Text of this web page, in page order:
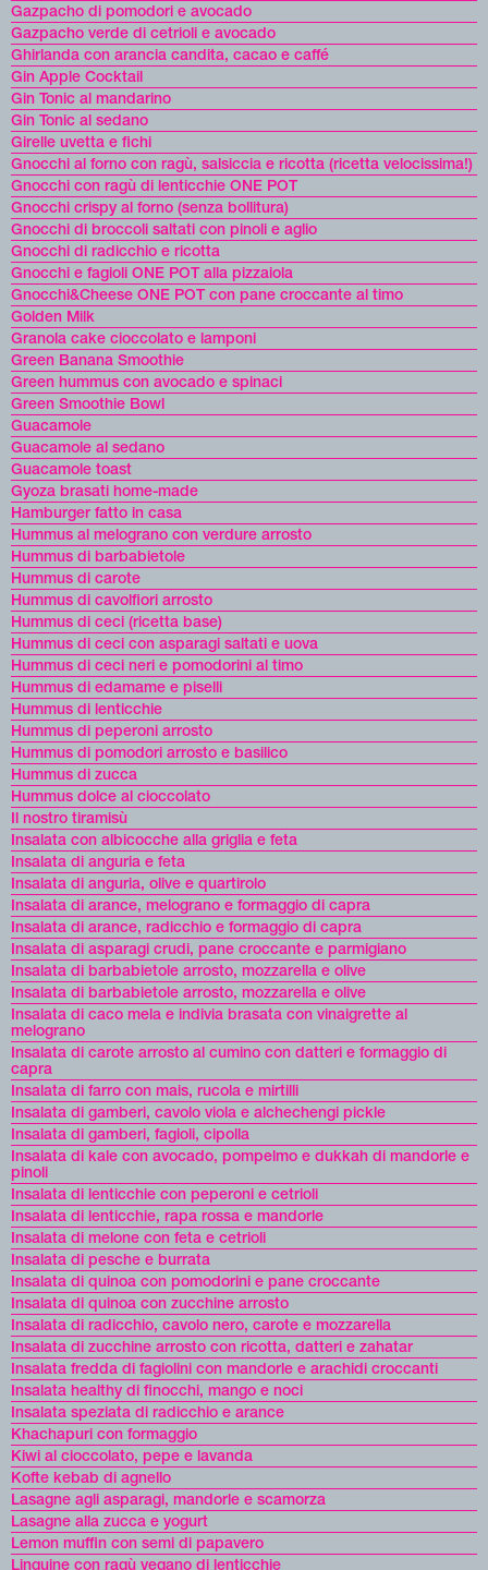
Gazpacho di pomodori e avocado
Gazpacho verde di cetrioli e avocado
Ghirlanda con arancia candita, cacao e caffé
Gin Apple Cocktail
Gin Tonic al mandarino
Gin Tonic al sedano
Girelle uvetta e fichi
Gnocchi al forno con ragù, salsiccia e ricotta (ricetta velocissima!)
Gnocchi con ragù di lenticchie ONE POT
Gnocchi crispy al forno (senza bollitura)
Gnocchi di broccoli saltati con pinoli e aglio
Gnocchi di radicchio e ricotta
Gnocchi e fagioli ONE POT alla pizzaiola
Gnocchi&Cheese ONE POT con pane croccante al timo
Golden Milk
Granola cake cioccolato e lamponi
Green Banana Smoothie
Green hummus con avocado e spinaci
Green Smoothie Bowl
Guacamole
Guacamole al sedano
Guacamole toast
Gyoza brasati home-made
Hamburger fatto in casa
Hummus al melograno con verdure arrosto
Hummus di barbabietole
Hummus di carote
Hummus di cavolfiori arrosto
Hummus di ceci (ricetta base)
Hummus di ceci con asparagi saltati e uova
Hummus di ceci neri e pomodorini al timo
Hummus di edamame e piselli
Hummus di lenticchie
Hummus di peperoni arrosto
Hummus di pomodori arrosto e basilico
Hummus di zucca
Hummus dolce al cioccolato
Il nostro tiramisù
Insalata con albicocche alla griglia e feta
Insalata di anguria e feta
Insalata di anguria, olive e quartirolo
Insalata di arance, melograno e formaggio di capra
Insalata di arance, radicchio e formaggio di capra
Insalata di asparagi crudi, pane croccante e parmigiano
Insalata di barbabietole arrosto, mozzarella e olive
Insalata di barbabietole arrosto, mozzarella e olive
Insalata di caco mela e indivia brasata con vinaigrette al
melograno
Insalata di carote arrosto al cumino con datteri e formaggio di
capra
Insalata di farro con mais, rucola e mirtilli
Insalata di gamberi, cavolo viola e alchechengi pickle
Insalata di gamberi, fagioli, cipolla
Insalata di kale con avocado, pompelmo e dukkah di mandorle e
pinoli
Insalata di lenticchie con peperoni e cetrioli
Insalata di lenticchie, rapa rossa e mandorle
Insalata di melone con feta e cetrioli
Insalata di pesche e burrata
Insalata di quinoa con pomodorini e pane croccante
Insalata di quinoa con zucchine arrosto
Insalata di radicchio, cavolo nero, carote e mozzarella
Insalata di zucchine arrosto con ricotta, datteri e zahatar
Insalata fredda di fagiolini con mandorle e arachidi croccanti
Insalata healthy di finocchi, mango e noci
Insalata speziata di radicchio e arance
Khachapuri con formaggio
Kiwi al cioccolato, pepe e lavanda
Kofte kebab di agnello
Lasagne agli asparagi, mandorle e scamorza
Lasagne alla zucca e yogurt
Lemon muffin con semi di papavero
Linguine con ragù vegano di lenticchie